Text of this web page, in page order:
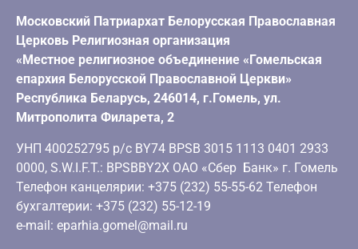
Московский Патриархат Белорусская Православная
Церковь Религиозная организация
«Местное религиозное объединение «Гомельская
епархия Белорусской Православной Церкви»
Республика Беларусь, 246014, г.Гомель, ул.
Митрополита Филарета, 2
УНП 400252795 р/с BY74 BPSB 3015 1113 0401 2933
0000, S.W.I.F.T.: BPSBBY2X ОАО «Сбер Банк» г. Гомель
Телефон канцелярии: +375 (232) 55-55-62 Телефон
бухгалтерии: +375 (232) 55-12-19
e-mail: eparhia.gomel@mail.ru